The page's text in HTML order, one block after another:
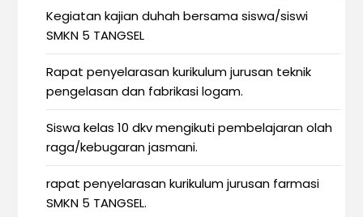
Kegiatan kajian duhah bersama siswa/siswi
SMKN 5 TANGSEL
Rapat penyelarasan kurikulum jurusan teknik
pengelasan dan fabrikasi logam.
Siswa kelas 10 dkv mengikuti pembelajaran olah
raga/kebugaran jasmani.
rapat penyelarasan kurikulum jurusan farmasi
SMKN 5 TANGSEL.